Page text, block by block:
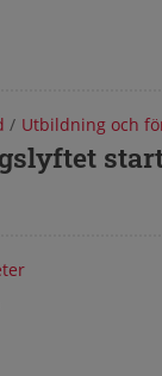
/ Utbildning och